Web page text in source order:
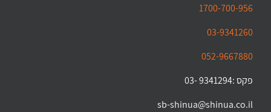
1700-700-956
03-9341260
052-9667880
פקס :9341294 -03
sb-shinua@shinua.co.il